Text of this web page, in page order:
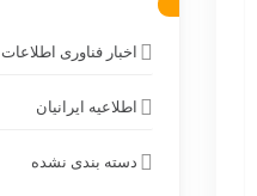
اخبار فناوری اطلاعات
اطلاعیه ایرانیان
دسته بندی نشده